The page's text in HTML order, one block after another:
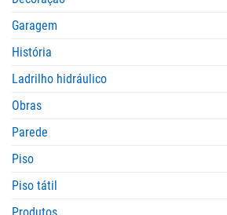
Garagem
História
Ladrilho hidráulico
Obras
Parede
Piso
Piso tátil